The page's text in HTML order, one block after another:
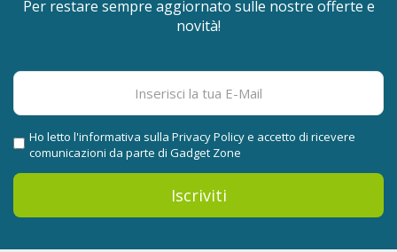
Per restare sempre aggiornato sulle nostre offerte e
novità!
Iscriviti
Ho letto l'informativa sulla Privacy Policye accetto di ricevere
comunicazioni da parte di Gadget Zone